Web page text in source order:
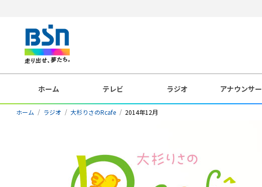
ホーム テレビ ラジオ アナウンサー
ホーム ラジオ 大杉りさのRcafe 2014年12月